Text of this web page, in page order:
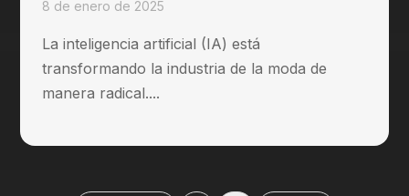
8 de enero de 2025
La inteligencia artificial (IA) está
transformando la industria de la moda de
manera radical....